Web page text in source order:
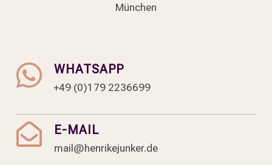
München
 WHATSAPP
+49 (0)179 2236699
 E-MAIL
mail@henrikejunker.de